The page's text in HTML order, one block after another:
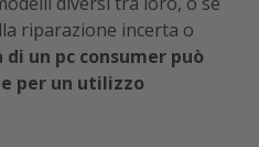
riparazione incerta o
di un pc consumer può
per un utilizzo